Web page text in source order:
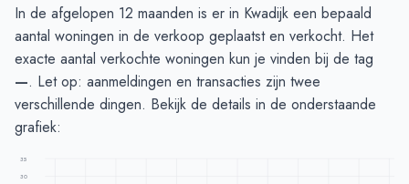
In de afgelopen 12 maanden is er in Kwadijk een bepaald
aantal woningen in de verkoop geplaatst en verkocht. Het
exacte aantal verkochte woningen kun je vinden bij de tag
—. Let op: aanmeldingen en transacties zijn twee
verschillende dingen. Bekijk de details in de onderstaande
grafiek:
35
30